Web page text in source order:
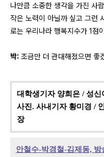
나만큼 소중한 생각을 가진 사
작은 노력이 아닐까 싶고 그런
로는 우리나라 행복지수가 1점
박: 조금만 더 관대해졌으면 좋
대학생기자 양희은 / 성
사진. 사내기자 황미경 /
장
안철수-박경철-김제동,